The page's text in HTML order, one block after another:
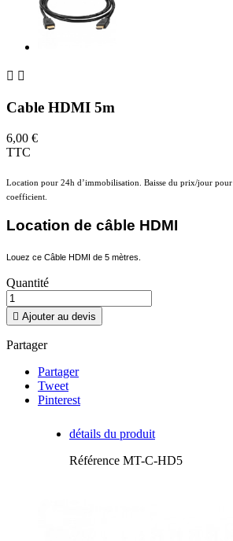
 
Cable HDMI 5m
6,00 €
TTC
Location pour 24h d’immobilisation. Baisse du prix/jour
coefficient.
Location de câble HDMI
Louez ce Câble HDMI de 5 mètres.
Quantité
 Ajouter au devis
Partager
Partager
Tweet
Pinterest
détails du produit
Référence MT-C-HD5